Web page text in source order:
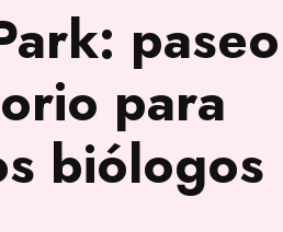
paseo
para
biólogos